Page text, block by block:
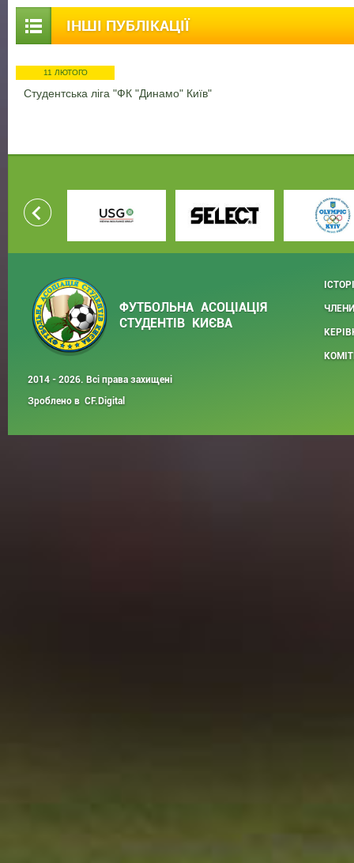
ІНШІ ПУБЛІКАЦІЇ
11 ЛЮТОГО
Студентська ліга "ФК "Динамо" Київ"
ФУТБОЛЬНА АСОЦІАЦІЯ
СТУДЕНТІВ КИЄВА
2014 - 2026. Всі права захищені
Зроблено в CF.Digital